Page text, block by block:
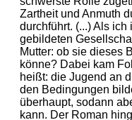
Zartheit und Anmuth
durchführt. (...) Als
gebildeten
Mutter: ob sie dieses
könne? Dabei kam
heißt: die Jugend an
den Bedingungen
überhaupt, sodann
kann. Der Roman